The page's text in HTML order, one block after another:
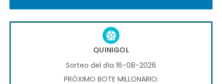
QUINIGOL
Sorteo del día 16-08-2026
PRÓXIMO BOTE MILLONARIO: